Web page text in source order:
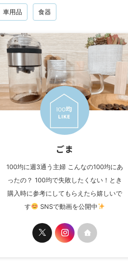
車用品 食器
ごま
100均に週3通う主婦 こんなの100均にあ
ったの？ 100均で失敗したくない！とき
購入時に参考にしてもらえたら嬉しいで
す
SNSで動画を公開中